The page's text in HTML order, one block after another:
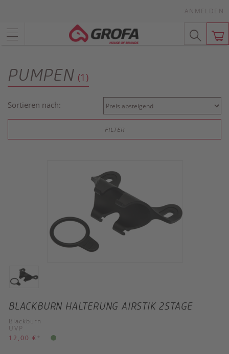
ANMELDEN
PUMPEN (1)
Sortieren nach:
FILTER
BLACKBURN HALTERUNG AIRSTIK 2STAGE
Blackburn
UVP
12,00 € *